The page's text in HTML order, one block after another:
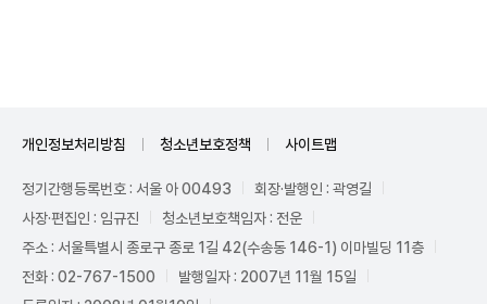
개인정보처리방침 청소년보호정책 사이트맵
정기간행등록번호 : 서울 아 00493
회장·발행인 : 곽영길
사장·편집인 : 임규진
청소년보호책임자 : 전운
주소 : 서울특별시 종로구 종로 1길 42(수송동 146-1) 이마빌딩 11층
전화 : 02-767-1500
발행일자 : 2007년 11월 15일